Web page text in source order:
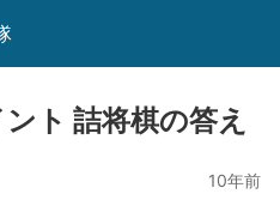
ト 詰将棋の答え
10年前